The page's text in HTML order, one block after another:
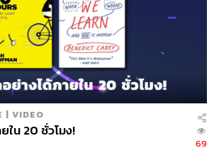
นครินทร์ วนกิจไพบูลย์
บรรณาธิการบริหาร สำนักข่าว THE
STANDARD วิทยากรด้านสื่อและการทำคอน
เทนต์ออนไลน์
| VIDEO
ใน 20 ชั่วโมง!
69